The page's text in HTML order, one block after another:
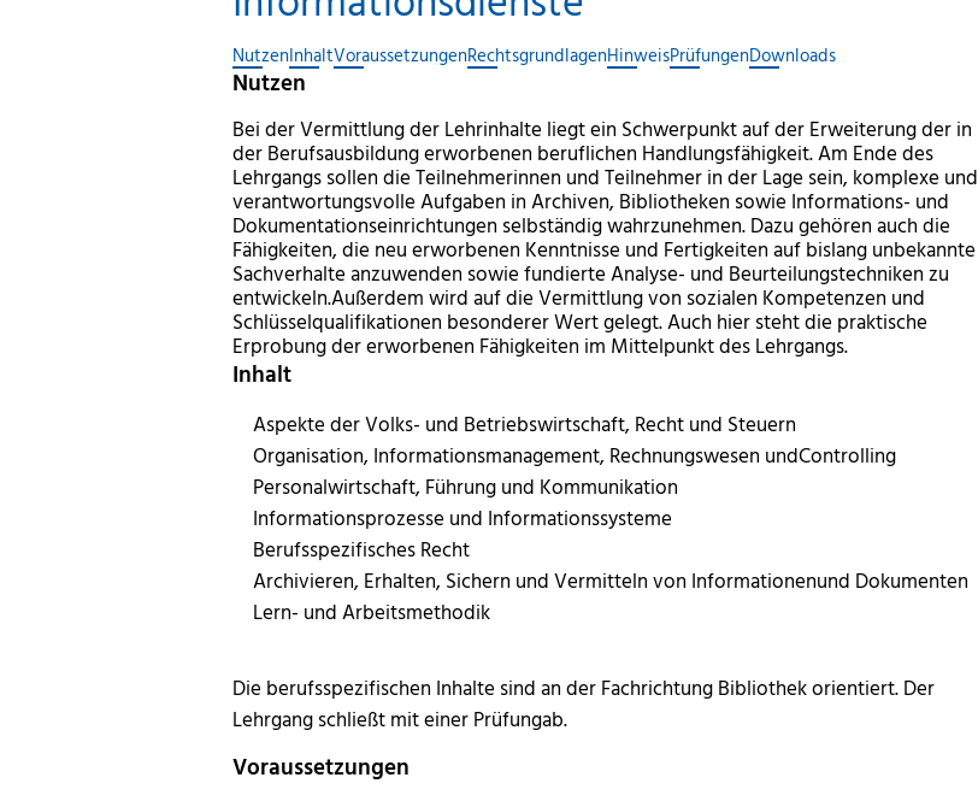
NutzenInhaltVoraussetzungenRechtsgrundlagenHinweisPrüfungenDownloads
Nutzen
Bei der Vermittlung der Lehrinhalte liegt ein Schwerpunkt auf der Erweiterung der in
der Berufsausbildung erworbenen beruflichen Handlungsfähigkeit. Am Ende des
Lehrgangs sollen die Teilnehmerinnen und Teilnehmer in der Lage sein, komplexe und
verantwortungsvolle Aufgaben in Archiven, Bibliotheken sowie Informations- und
Dokumentationseinrichtungen selbständig wahrzunehmen. Dazu gehören auch die
Fähigkeiten, die neu erworbenen Kenntnisse und Fertigkeiten auf bislang unbekannte
Sachverhalte anzuwenden sowie fundierte Analyse- und Beurteilungstechniken zu
entwickeln.Außerdem wird auf die Vermittlung von sozialen Kompetenzen und
Schlüsselqualifikationen besonderer Wert gelegt. Auch hier steht die praktische
Erprobung der erworbenen Fähigkeiten im Mittelpunkt des Lehrgangs.
Inhalt
Aspekte der Volks- und Betriebswirtschaft, Recht und Steuern
Organisation, Informationsmanagement, Rechnungswesen undControlling
Personalwirtschaft, Führung und Kommunikation
Informationsprozesse und Informationssysteme
Berufsspezifisches Recht
Archivieren, Erhalten, Sichern und Vermitteln von Informationenund Dokumenten
Lern- und Arbeitsmethodik
Die berufsspezifischen Inhalte sind an der Fachrichtung Bibliothek orientiert. Der
Lehrgang schließt mit einer Prüfungab.
Voraussetzungen